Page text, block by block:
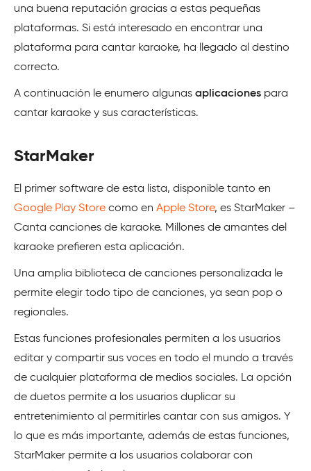
una buena reputación gracias a estas pequeñas
plataformas. Si está interesado en encontrar una
plataforma para cantar karaoke, ha llegado al destino
correcto.
A continuación le enumero algunas aplicaciones para
cantar karaoke y sus características.
StarMaker
El primer software de esta lista, disponible tanto en
Google Play Store como en Apple Store, es StarMaker –
Canta canciones de karaoke. Millones de amantes del
karaoke prefieren esta aplicación.
Una amplia biblioteca de canciones personalizada le
permite elegir todo tipo de canciones, ya sean pop o
regionales.
Estas funciones profesionales permiten a los usuarios
editar y compartir sus voces en todo el mundo a través
de cualquier plataforma de medios sociales. La opción
de duetos permite a los usuarios duplicar su
entretenimiento al permitirles cantar con sus amigos. Y
lo que es más importante, además de estas funciones,
StarMaker permite a los usuarios colaborar con